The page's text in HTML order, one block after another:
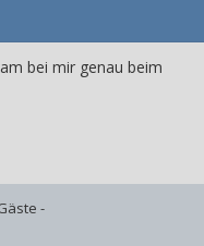
bei mir genau beim
-